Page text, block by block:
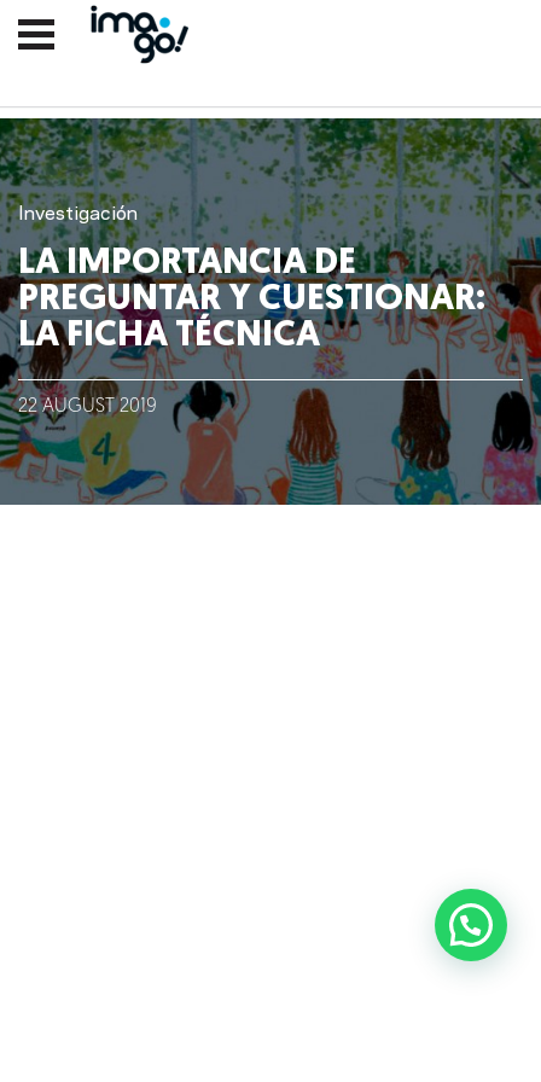
Nosotros
Clientes
Lo que hacemos
Investigación
LA IMPORTANCIA DE
PREGUNTAR Y CUESTIONAR:
LA FICHA TÉCNICA
22 AUGUST 2019